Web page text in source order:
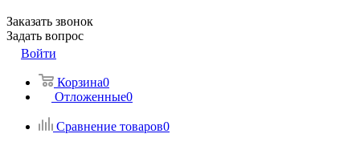
Заказать звонок
Задать вопрос
Войти
Корзина0
Отложенные0
Сравнение товаров0